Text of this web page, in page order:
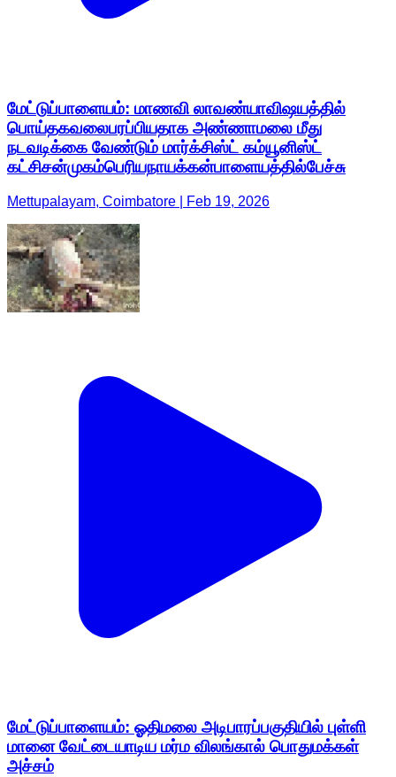
மேட்டுப்பாளையம்: மாணவி லாவண்யாவிஷயத்தில்
பொய்தகவலைபரப்பியதாக அண்ணாமலை மீது
நடவடிக்கை வேண்டும் மார்க்சிஸ்ட் கம்யூனிஸ்ட்
கட்சிசன்முகம்பெரியநாயக்கன்பாளையத்தில்பேச்சு
Mettupalayam, Coimbatore | Feb 19, 2026
மேட்டுப்பாளையம்: ஓதிமலை அடிபாரப்பகுதியில் புள்ளி
மானை வேட்டையாடிய மர்ம விலங்கால் பொதுமக்கள்
அச்சம்